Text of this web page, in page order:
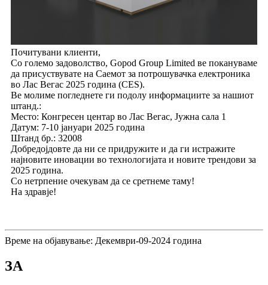
Почитувани клиенти,
Со големо задоволство, Gopod Group Limited ве покануваме
да присуствувате на Саемот за потрошувачка електроника
во Лас Вегас 2025 година (CES).
Ве молиме погледнете ги подолу информациите за нашиот
штанд.:
Место: Конгресен центар во Лас Вегас, Јужна сала 1
Датум: 7-10 јануари 2025 година
Штанд бр.: 32008
Добредојдовте да ни се придружите и да ги истражите
најновите иновации во технологијата и новите трендови за
2025 година.
Со нетрпение очекувам да се сретнеме таму!
На здравје!
Време на објавување: Декември-09-2024 година
ЗА